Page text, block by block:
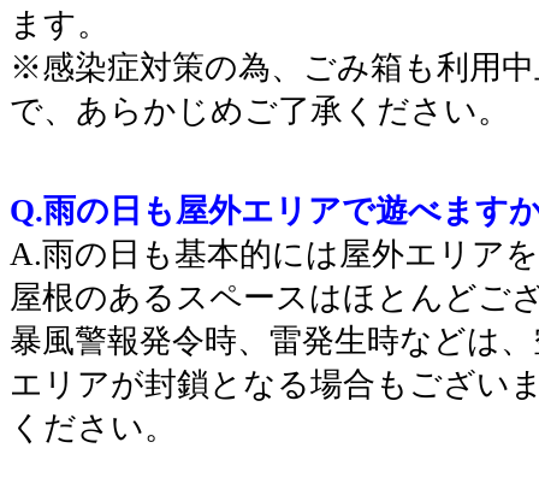
ます。
※感染症対策の為、ごみ箱も利用
で、あらかじめご了承ください。
Q.雨の日も屋外エリアで遊べます
A.雨の日も基本的には屋外エリア
屋根のあるスペースはほとんどご
暴風警報発令時、雷発生時などは
エリアが封鎖となる場合もござい
ください。